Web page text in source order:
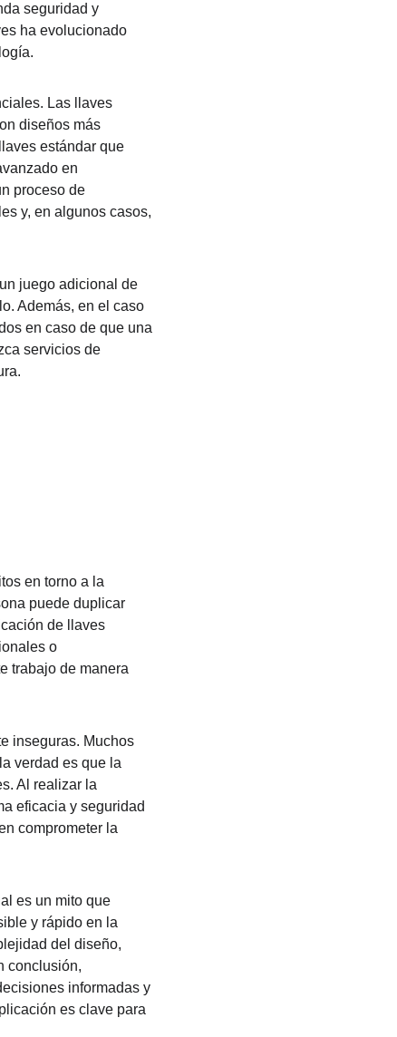
seguridad y
ha evolucionado
Las llaves
diseños más
estándar que
en
proceso de
y, en algunos casos,
juego adicional de
Además, en el caso
en caso de que una
servicios de
en torno a la
puede duplicar
de llaves
o
trabajo de manera
inseguras. Muchos
verdad es que la
Al realizar la
eficacia y seguridad
comprometer la
es un mito que
y rápido en la
del diseño,
conclusión,
informadas y
es clave para